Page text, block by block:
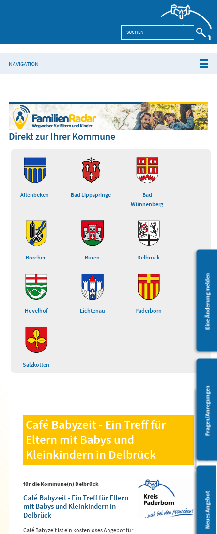
Leichte Sprache
Barrierefreiheit
NAVIGATION
Eine Änderung melden
Neues Angebot
Fragen/Anregungen
Direkt zur Ihrer Kommune
Altenbeken Bad Lippspringe
Bad
Wünnenberg
Borchen Büren Delbrück
Hövelhof Lichtenau Paderborn
Salzkotten
Café Babyzeit - Ein Treff für
Eltern mit Babys und
Kleinkindern in Delbrück
für die Kommune(n) Delbrück
Café Babyzeit - Ein Treff für Eltern
mit Babys und Kleinkindern in
Delbrück
Café Babyzeit ist ein kostenloses Angebot für